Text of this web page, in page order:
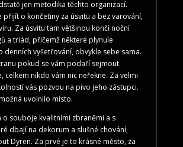
jen metodika těchto organizací.
přijít o končetiny za úsvitu a bez varování,
Za úsvitu tam většinou končí noční
a triád, přičemž některé plynule
denních vyšetřování, obvykle sebe sama.
pokud se vám podaří sejmout
celkem nikdo vám nic neřekne. Za velmi
vás pozvou na pivo jeho zástupci.
uvolnilo místo.
o souboje kvalitními zbraněmi a s
dbají na dekorum a slušné chování,
Dyren. Za prvé je to krásné město, za